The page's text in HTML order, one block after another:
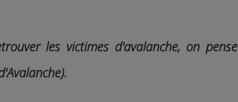
les victimes d'avalanche, on pense